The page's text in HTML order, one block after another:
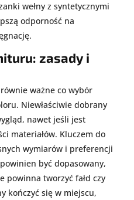
wełny z syntetycznymi
odporność na
zasady i
ważne co wybór
Niewłaściwie dobrany
nawet jeśli jest
materiałów. Kluczem do
wymiarów i preferencji
być dopasowany,
powinna tworzyć fałd czy
kończyć się w miejscu,